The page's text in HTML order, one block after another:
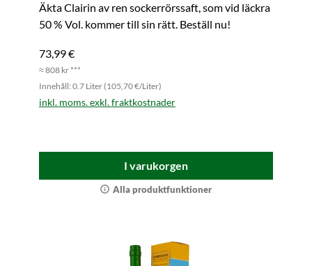
Äkta Clairin av ren sockerrörssaft, som vid läckra
50 % Vol. kommer till sin rätt. Beställ nu!
73,99 €
≈ 808 kr ***
Innehåll: 0.7 Liter (105,70 €/Liter)
inkl. moms. exkl. fraktkostnader
I varukorgen
Alla produktfunktioner